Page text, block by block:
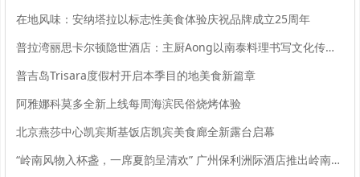
在地风味：安纳塔拉以标志性美食体验庆祝品牌成立25周年
普拉湾丽思卡尔顿隐世酒店：主厨Aong以南泰料理书写文化传承与当代餐桌表达
普吉岛Trisara度假村开启本季目的地美食新篇章
阿雅娜科莫多全新上线每周海滨民俗烧烤体验
北京燕莎中心凯宾斯基饭店凯宾美食廊全新露台启幕
“岭南风物入杯盏，一席夏韵呈清欢” 广州保利洲际酒店推出岭南夏韵夏季主题下午茶